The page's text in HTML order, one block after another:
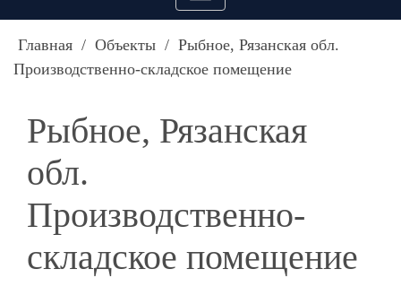
Главная / Объекты / Рыбное, Рязанская обл.
Производственно-складское помещение
Рыбное, Рязанская
обл.
Производственно-
складское помещение